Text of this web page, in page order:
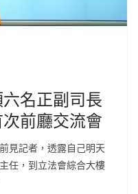
名正副司長
前廳交流會
見記者，透露自己明天
任，到立法會綜合大樓